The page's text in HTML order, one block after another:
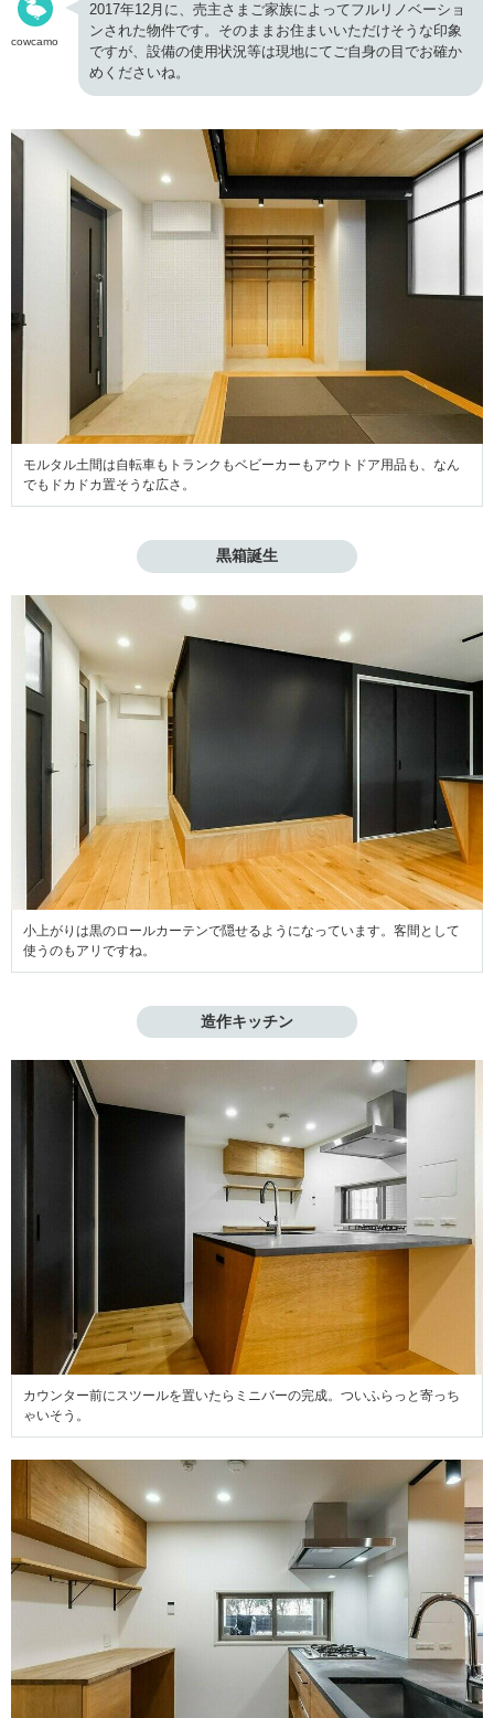
cowcamo
2017年12月に、売主さまご家族によってフルリノベーショ
ンされた物件です。そのままお住まいいただけそうな印象
ですが、設備の使用状況等は現地にてご自身の目でお確か
めくださいね。
モルタル土間は自転車もトランクもベビーカーもアウトドア用品も、なん
でもドカドカ置そうな広さ。
黒箱誕生
小上がりは黒のロールカーテンで隠せるようになっています。客間として
使うのもアリですね。
造作キッチン
カウンター前にスツールを置いたらミニバーの完成。ついふらっと寄っち
ゃいそう。